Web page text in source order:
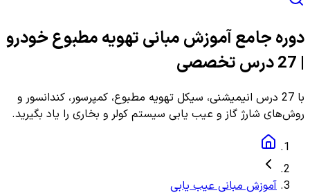
دوره جامع آموزش مبانی تهویه مطبوع خودرو
| 27 درس تخصصی
با 27 درس انیمیشنی، سیکل تهویه مطبوع، کمپرسور، کندانسور و
روش‌های شارژ گاز و عیب یابی سیستم کولر و بخاری را یاد بگیرید.
آموزش مبانی عیب یابی